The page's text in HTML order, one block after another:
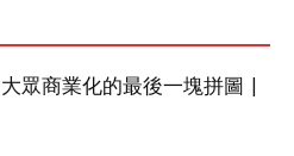
眾商業化的最後一塊拼圖 |